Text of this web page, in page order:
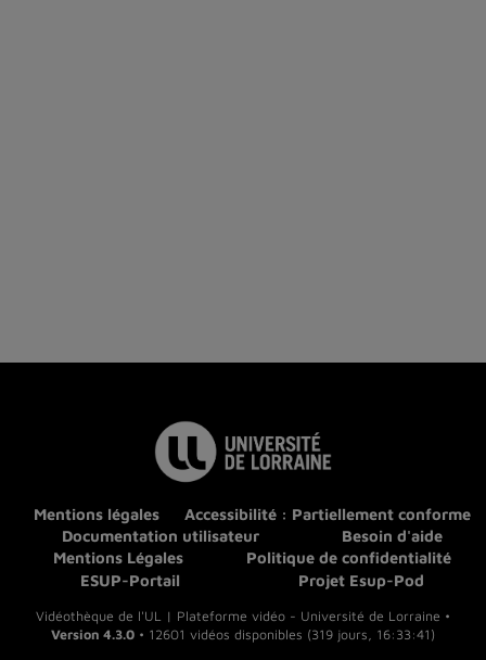
Mentions légales
Accessibilité : Partiellement conforme
Documentation utilisateur
Besoin d'aide
Mentions Légales
Politique de confidentialité
ESUP-Portail
Projet Esup-Pod
Vidéothèque de l'UL | Plateforme vidéo - Université de Lorraine •
Version 4.3.0 • 12601 vidéos disponibles (319 jours, 16:33:41)